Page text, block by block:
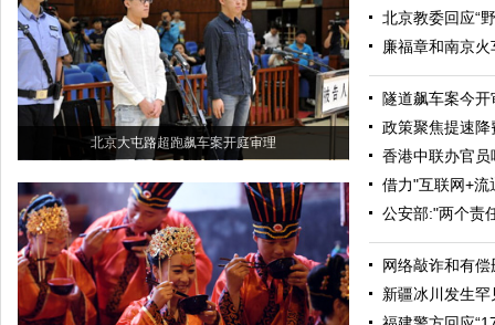
北京大屯路超跑飙车案开庭审理
北京教委回应“
廉福章和南京
隧道飙车案今
政策聚焦提速
香港中联办官
借力"互联网+流
公安部:"两个责
网络敲诈和有
新疆冰川发生